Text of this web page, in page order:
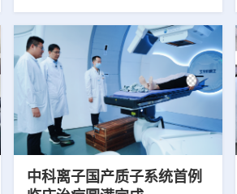
法。治疗过程中，医生在CT或超声
成像引导下，将细治疗针精准插入肿
瘤部位，通过零下40摄氏度或更低
的超低温冷冻病灶，使癌细胞发生坏
死。由于低温冷冻本身具有一定麻醉
作用，该技术有助于减轻患者疼痛，
减少对周围正常组织的损伤，并促进
术后较快恢复。据该中心介绍，目前
中科离子国产质子系统首例